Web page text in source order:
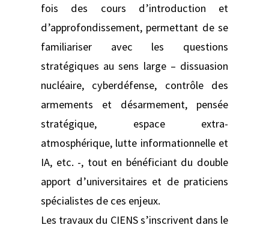
fois des cours d’introduction et
d’approfondissement, permettant de se
familiariser avec les questions
stratégiques au sens large – dissuasion
nucléaire, cyberdéfense, contrôle des
armements et désarmement, pensée
stratégique, espace extra-
atmosphérique, lutte informationnelle et
IA, etc. -, tout en bénéficiant du double
apport d’universitaires et de praticiens
spécialistes de ces enjeux.
Les travaux du CIENS s’inscrivent dans le